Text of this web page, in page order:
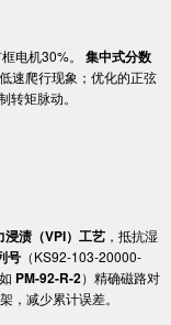
电机30%。
​集中式分数
速爬行现象；优化的正弦
矩脉动。
浸渍（VPI）工艺​ ​，抵抗湿
号​ ​（KS92-103-20000-
​PM-92-R-2​​）精确磁路对
，减少累计误差。